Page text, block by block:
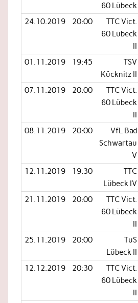
60 Lübeck
24.10.2019 20:00
TTC Vict.
60 Lübeck
II
01.11.2019 19:45
TSV
Kücknitz II
07.11.2019 20:00
TTC Vict.
60 Lübeck
II
08.11.2019 20:00
VfL Bad
Schwartau
V
12.11.2019 19:30
TTC
Lübeck IV
21.11.2019 20:00
TTC Vict.
60 Lübeck
II
25.11.2019 20:00
TuS
Lübeck II
12.12.2019 20:30
TTC Vict.
60 Lübeck
II